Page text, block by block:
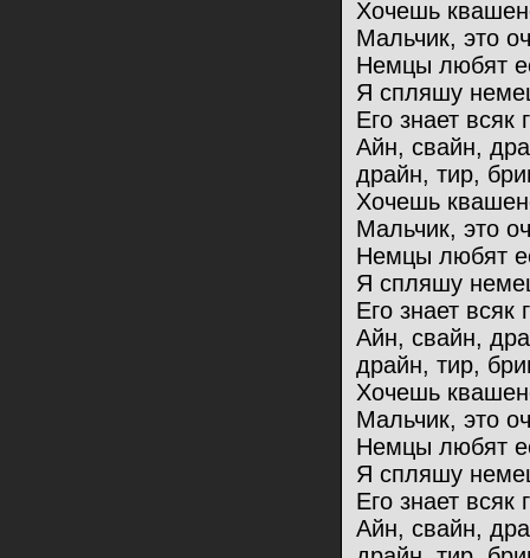
Хочешь
Мальчик, это
Немцы любят
Я спляшу
Его знает всяк
Айн, свайн,
драйн, тир,
Хочешь
Мальчик, это
Немцы любят
Я спляшу
Его знает всяк
Айн, свайн,
драйн, тир,
Хочешь
Мальчик, это
Немцы любят
Я спляшу
Его знает всяк
Айн, свайн,